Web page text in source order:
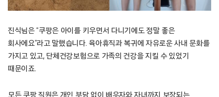
진식님은 “쿠팡은 아이를 키우면서 다니기에도 정말 좋은
회사에요”라고 말했습니다. 육아휴직과 복귀에 자유로운 사내 문화를
가지고 있고, 단체건강보험으로 가족의 건강을 지킬 수 있었기
때문이죠.
모든 쿠팡 직원은 개인 부담 없이 배우자와 자녀까지 보장되는